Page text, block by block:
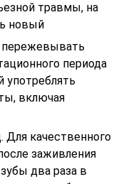
травмы, на
новый
периода
употреблять
включая
Для качественного
заживления
два раза в